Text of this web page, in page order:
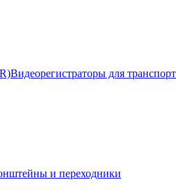
Видеорегистраторы для
и переходники